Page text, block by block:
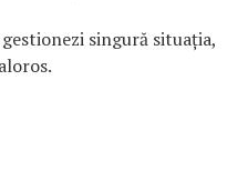
singură situația,